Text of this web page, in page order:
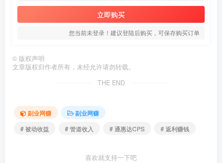
立即购买
您当前未登录！建议登陆后购买，可保存购买订单
© 版权声明
文章版权归作者所有，未经允许请勿转载。
THE END
副业网赚
副业网赚
# 被动收益
# 管道收入 # 通惠达CPS # 返利赚钱
喜欢就支持一下吧